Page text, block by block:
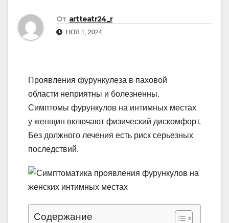
От artteatr24_r
НОЯ 1, 2024
Проявления фурункулеза в паховой
области неприятны и болезненны.
Симптомы фурункулов на интимных местах
у женщин включают физический дискомфорт.
Без должного лечения есть риск серьезных
последствий.
Содержание